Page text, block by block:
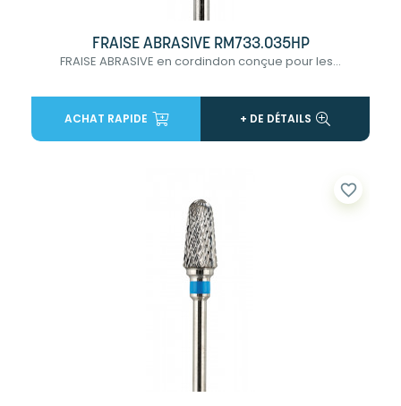
FRAISE ABRASIVE RM733.035HP
FRAISE ABRASIVE en cordindon conçue pour les...
ACHAT RAPIDE + DE DÉTAILS
favorite_border